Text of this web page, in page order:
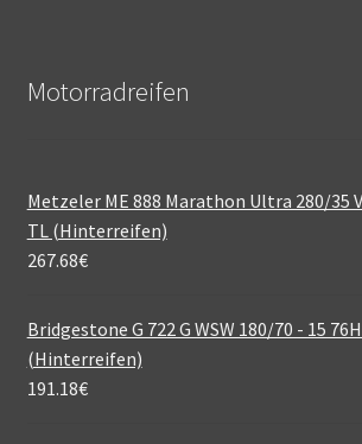
Motorradreifen
Metzeler ME 888 Marathon Ultra 280/35
TL (Hinterreifen)
267.68€
Bridgestone G 722 G WSW 180/70 - 15
(Hinterreifen)
191.18€